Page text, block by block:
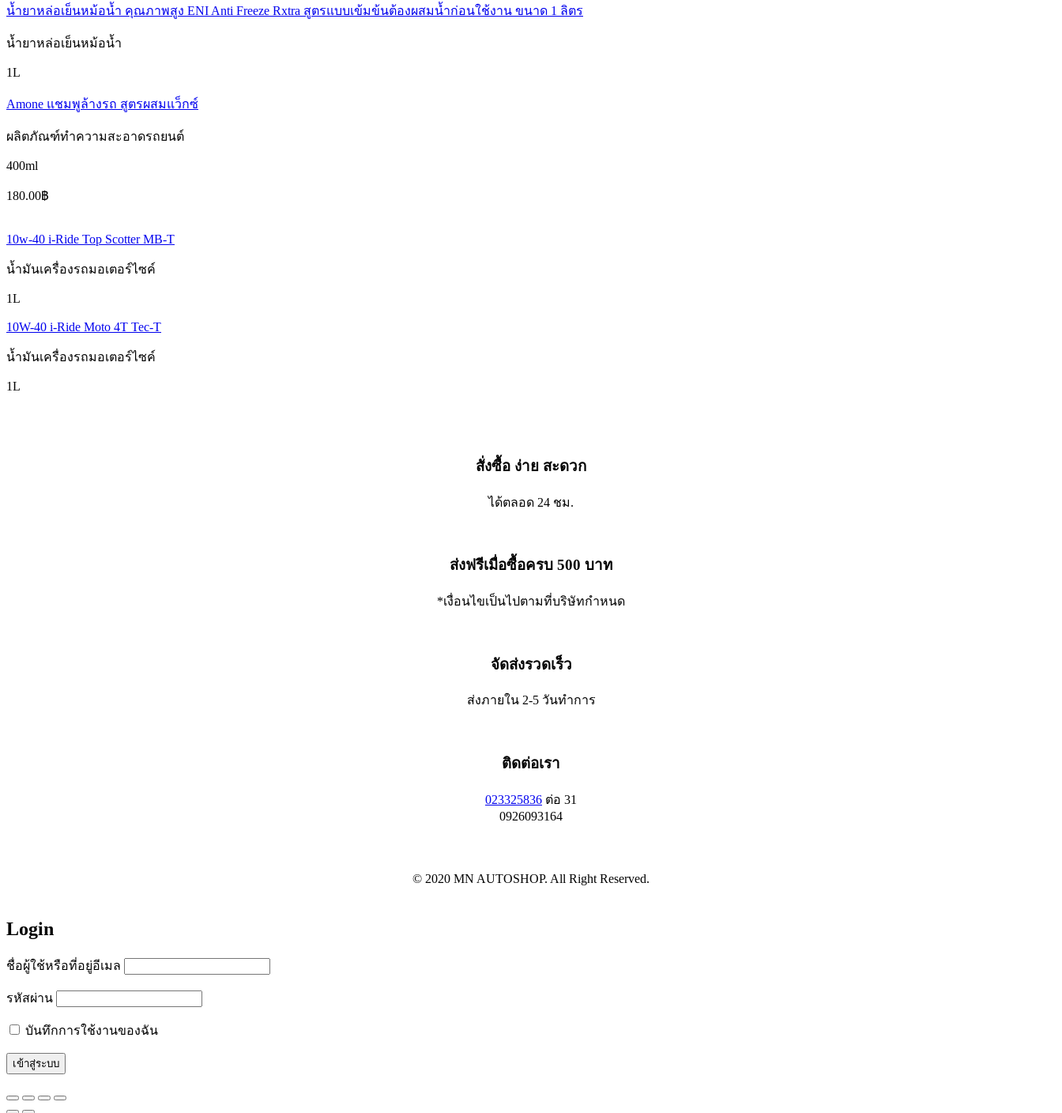
น้ำยาหล่อเย็นหม้อน้ำ คุณภาพสูง ENI Anti Freeze Rxtra สูตรแบบเข้มข้นต้องผสมน้ำก่อนใช้งาน ขนาด 1 ลิตร
น้ำยาหล่อเย็นหม้อน้ำ
1L
Amone แชมพูล้างรถ สูตรผสมแว็กซ์
ผลิตภัณฑ์ทำความสะอาดรถยนต์
400ml
180.00฿
10w-40 i-Ride Top Scotter MB-T
น้ำมันเครื่องรถมอเตอร์ไซค์
1L
10W-40 i-Ride Moto 4T Tec-T
น้ำมันเครื่องรถมอเตอร์ไซค์
1L
สั่งซื้อ ง่าย สะดวก
ได้ตลอด 24 ชม.
ส่งฟรีเมื่อซื้อครบ 500 บาท
*เงื่อนไขเป็นไปตามที่บริษัทกำหนด
จัดส่งรวดเร็ว
ส่งภายใน 2-5 วันทำการ
ติดต่อเรา
023325836 ต่อ 31
0926093164
© 2020 MN AUTOSHOP. All Right Reserved.
Login
ชื่อผู้ใช้หรือที่อยู่อีเมล
รหัสผ่าน
บันทึกการใช้งานของฉัน